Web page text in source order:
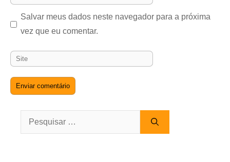
Salvar meus dados neste navegador para a próxima
vez que eu comentar.
Site